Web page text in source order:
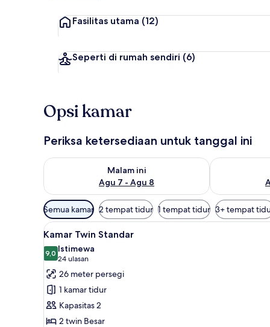
Fasilitas utama (12)
Seperti di rumah sendiri (6)
Opsi kamar
Periksa ketersediaan untuk tanggal ini
Malam ini
Agu 7 - Agu 8
Periksa ketersediaan untuk malam ini Agu 7 - Agu 8
Periksa
Filter
tersedia
untuk
kamar
Semua kamar 2 tempat tidur 1 tempat tidur 3+ tempat
Lihat
semua
foto
untuk
Kamar
Twin
Standar
Kamar Twin Standar |
12
Kamar Twin Standar
9,09,0 dari 10
Istimewa
24 ulasan
(24
ulasan)
26 meter persegi
1 kamar tidur
Kapasitas 2
2 twin Besar